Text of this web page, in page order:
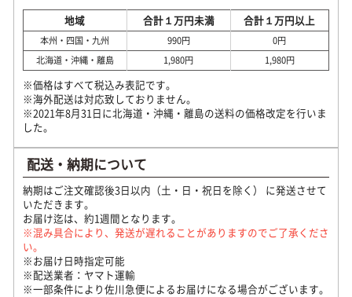
地域
合計１万円未満 合計１万円以上
本州・四国・九州 990円
0円
北海道・沖縄・離島
1,980円 1,980円
※価格はすべて税込み表記です。
※海外配送は対応致しておりません。
※2021年8月31日に北海道・沖縄・離島の送料の価格改定を行いま
した。
配送・納期について
納期はご注文確認後3日以内（土・日・祝日を除く） に発送させて
いただきます。
お届け迄は、約1週間となります。
※混み具合により、発送が遅れることがありますのでご了承くださ
い。
※お届け日時指定可能
※配送業者：ヤマト運輸
※一部条件により佐川急便によるお届けになる場合がございます。